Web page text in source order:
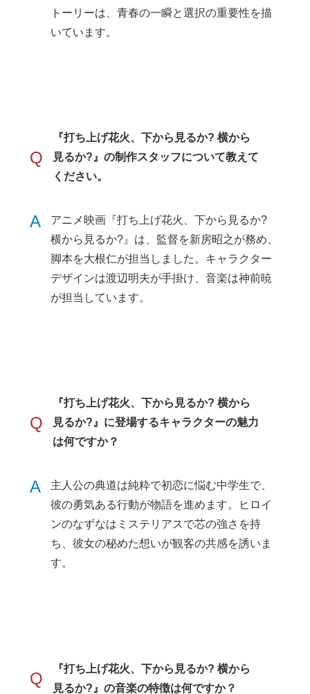
トーリーは、青春の一瞬と選択の重要性を描
いています。
Q
『打ち上げ花火、下から見るか? 横から
見るか?』の制作スタッフについて教えて
ください。
A
アニメ映画『打ち上げ花火、下から見るか?
横から見るか?』は、監督を新房昭之が務め、
脚本を大根仁が担当しました。キャラクター
デザインは渡辺明夫が手掛け、音楽は神前暁
が担当しています。
Q
『打ち上げ花火、下から見るか? 横から
見るか?』に登場するキャラクターの魅力
は何ですか？
A
主人公の典道は純粋で初恋に悩む中学生で、
彼の勇気ある行動が物語を進めます。ヒロイ
ンのなずなはミステリアスで芯の強さを持
ち、彼女の秘めた想いが観客の共感を誘いま
す。
Q
『打ち上げ花火、下から見るか? 横から
見るか?』の音楽の特徴は何ですか？